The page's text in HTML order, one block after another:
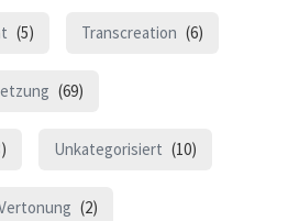
(5) Transcreation (6)
(69)
Unkategorisiert (10)
(2)